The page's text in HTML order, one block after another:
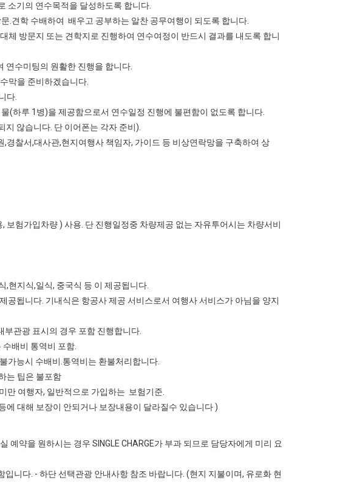
소기의 연수목적을 달성하도록 합니다.
.견학 수배하여 배우고 공부하는 알찬 공무여행이 되도록 합니다.
문지 또는 견학지로 진행하여 연수여정이 반드시 결과를 내도록 합니
미팅의 원활한 진행을 합니다.
을 준비하겠습니다.
다.
(하루 1병)을 제공함으로서 연수일정 진행에 불편함이 없도록 합니다.
지 않습니다. 단 이어폰는 각자 준비).
찰서,대사관,현지여행사 책임자, 가이드 등 비상연락망을 구축하여 상
보험가입차량 ) 사용. 단 진행일정중 차량제공 없는 자유투어시는 차량서비
,현지식,일식, 중국식 등 이 제공됩니다.
됩니다. 기내식은 항공사 제공 서비스로서 여행사 서비스가 아님을 양지
관광 표시의 경우 포함 진행합니다.
배비 통역비 포함.
가능시 수배비.통역비는 환불처리합니다.
는 팁은 불포함
만 여행자, 일반적으로 가입하는 보험기준.
에 대해 보장이 안되거나 보장내용이 달라질수 있습니다 )
약을 원하시는 경우 SINGLE CHARGE가 부과 되므로 담당자에게 미리 요
니다. - 하단 선택관광 안내사항 참조 바랍니다. (현지 지불이며, 유로화 현